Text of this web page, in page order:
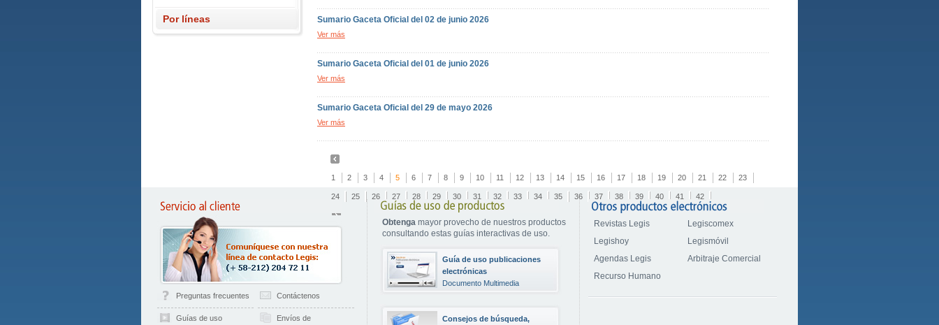
Por líneas Sumario Gaceta Oficial del 02 de junio 2026
Ver más
Sumario Gaceta Oficial del 01 de junio 2026
Ver más
Sumario Gaceta Oficial del 29 de mayo 2026
Ver más
1 2 3 4 5 6 7 8 9 10 11 12 13 14 15 16 17 18 19 20 21 22 23
24 25 26 27 28 29 30 31 32 33 34 35 36 37 38 39 40 41 42
Preguntas frecuentes Contáctenos
Guías de uso Envíos de
Obtenga mayor provecho de nuestros productos
consultando estas guías interactivas de uso.
Guía de uso publicaciones
electrónicas
Documento Multimedia
Consejos de búsqueda,
Revistas Legis
Legiscomex
Legishoy
Legismóvil
Agendas Legis
Arbitraje Comercial
Recurso Humano